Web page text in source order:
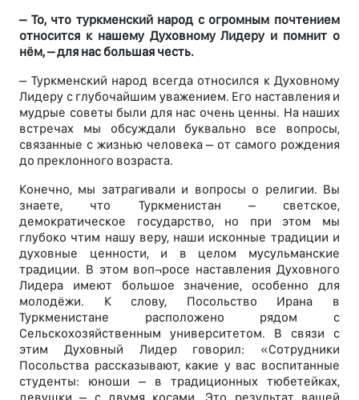
– То, что туркменский народ с огромным почтением
относится к нашему Духовному Лидеру и помнит о
нём, – для нас большая честь.
– Туркменский народ всегда относился к Духовному
Лидеру с глубочайшим уважением. Его наставления и
мудрые советы были для нас очень ценны. На наших
встречах мы обсуждали буквально все вопросы,
связанные с жизнью человека – от самого рождения
до преклонного возраста.
Конечно, мы затрагивали и вопросы о религии. Вы
знаете, что Туркменистан – светское,
демократическое государство, но при этом мы
глубоко чтим нашу веру, наши исконные традиции и
духовные ценности, и в целом мусульманские
традиции. В этом воп¬росе наставления Духовного
Лидера имеют большое значение, особенно для
молодёжи. К слову, Посольство Ирана в
Туркменистане расположено рядом с
Сельскохозяйственным университетом. В связи с
этим Духовный Лидер говорил: «Сотрудники
Посольства рассказывают, какие у вас воспитанные
студенты: юноши – в традиционных тюбетейках,